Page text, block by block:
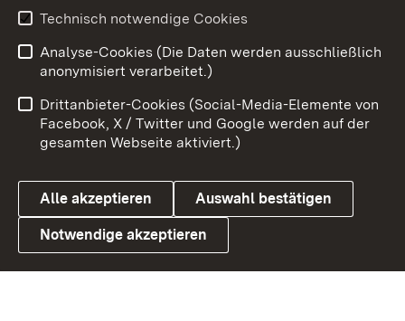
Youtube
Link zum Landesportal
Benutzungshinweise
Barrierefreiheit
Datenschutz
Cookies
Technisch notwendige Cookies
Analyse-Cookies (Die Daten werden ausschließlich
anonymisiert verarbeitet.)
Drittanbieter-Cookies (Social-Media-Elemente von
Facebook, X / Twitter und Google werden auf der
gesamten Webseite aktiviert.)
Alle akzeptieren Auswahl bestätigen
Notwendige akzeptieren